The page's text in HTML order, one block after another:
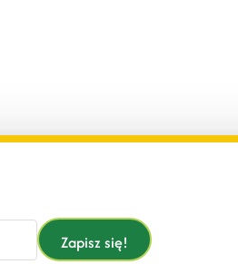
Zapisz się!